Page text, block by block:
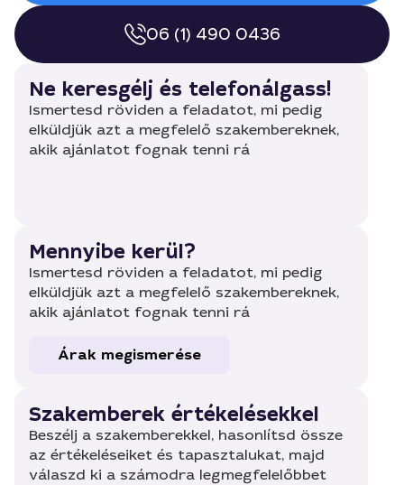
06 (1) 490 0436
Ne keresgélj és telefonálgass!
Ismertesd röviden a feladatot, mi pedig
elküldjük azt a megfelelő szakembereknek,
akik ajánlatot fognak tenni rá
Mennyibe kerül?
Ismertesd röviden a feladatot, mi pedig
elküldjük azt a megfelelő szakembereknek,
akik ajánlatot fognak tenni rá
Árak megismerése
Szakemberek értékelésekkel
Beszélj a szakemberekkel, hasonlítsd össze
az értékeléseiket és tapasztalukat, majd
válaszd ki a számodra legmegfelelőbbet